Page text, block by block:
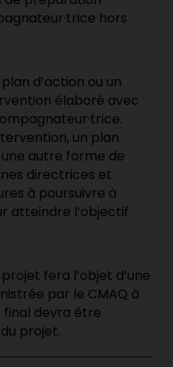
hors
d’action ou un
élaboré avec
un plan
autre forme de
directrices et
à poursuivre à
atteindre l’objectif
fera l’objet d’une
par le CMAQ à
devra être
projet.